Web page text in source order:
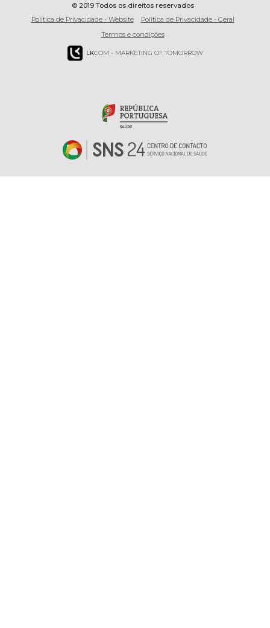
© 2019 Todos os direitos reservados
Política de Privacidade - Website
Política de Privacidade - Geral
Termos e condições
LKCOM - MARKETING OF TOMORROW